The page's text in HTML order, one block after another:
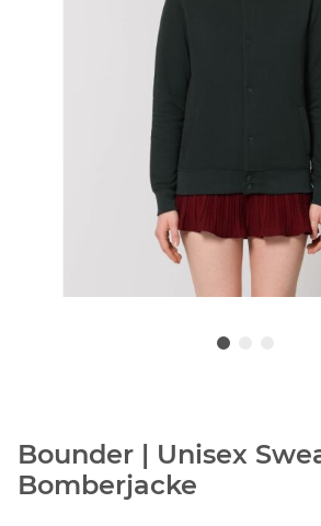
Bounder | Unisex
Bomberjacke